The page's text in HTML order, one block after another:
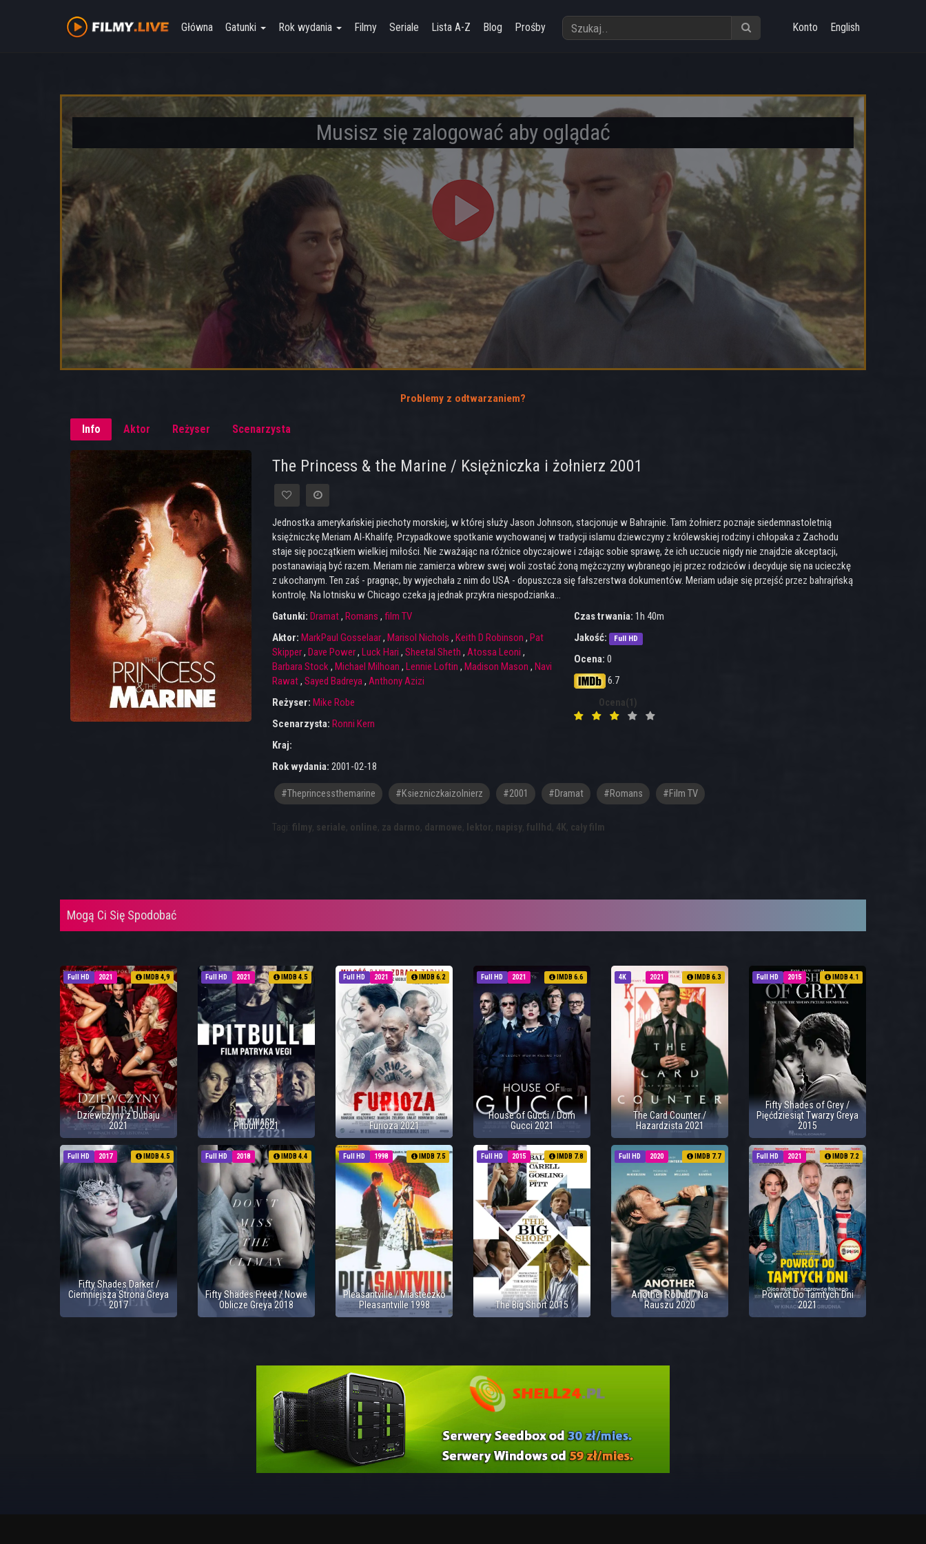
Główna Gatunki Rok wydania Filmy Seriale Lista A-Z Blog Prośby Konto English
Musisz się zalogować aby oglądać
Problemy z odtwarzaniem?
Info Aktor Reżyser Scenarzysta
The Princess & the Marine / Księżniczka i żołnierz 2001
Jednostka amerykańskiej piechoty morskiej, w której służy Jason Johnson, stacjonuje w Bahrajnie. Tam żołnierz poznaje siedemnastoletnią
księżniczkę Meriam Al-Khalifę. Przypadkowe spotkanie wychowanej w tradycji islamu dziewczyny z królewskiej rodziny i chłopaka z Zachodu
staje się początkiem wielkiej miłości. Nie zważając na różnice obyczajowe i zdając sobie sprawę, że ich uczucie nigdy nie znajdzie akceptacji,
postanawiają być razem. Meriam nie zamierza wbrew swej woli zostać żoną mężczyzny wybranego jej przez rodziców i decyduje się na ucieczkę
z ukochanym. Ten zaś - pragnąc, by wyjechała z nim do USA - dopuszcza się fałszerstwa dokumentów. Meriam udaje się przejść przez bahrajńską
kontrolę. Na lotnisku w Chicago czeka ją jednak przykra niespodzianka...
Gatunki: Dramat, Romans , film TV
Aktor: MarkPaul Gosselaar, Marisol Nichols , Keith D Robinson , Pat
Skipper, Dave Power, Luck Hari , Sheetal Sheth , Atossa Leoni ,
Barbara Stock, Michael Milhoan , Lennie Loftin , Madison Mason , Navi
Rawat, Sayed Badreya, Anthony Azizi
Reżyser: Mike Robe
Scenarzysta: Ronni Kern
Kraj:
Rok wydania: 2001-02-18
Czas trwania: 1h 40m
Jakość:
Full HD
Ocena: 0
6.7
Ocena(1)
#theprincessthemarine #ksiezniczkaizolnierz #2001 #Dramat #Romans #film TV
Tagi: filmy, seriale, online, za darmo, darmowe, lektor, napisy, fullhd , 4K, cały film
Mogą Ci Się Spodobać
Full HD 2021 IMDB 4,9
Dziewczyny z Dubaju
2021
Full HD 2021 IMDB 4.5
Pitbull 2021
Full HD 2021 IMDB 6.2
Furioza 2021
Full HD 2021 IMDB 6.6
House of Gucci / Dom
Gucci 2021
4K 2021 IMDB 6.3
The Card Counter /
Hazardzista 2021
Full HD 2015 IMDB 4.1
Fifty Shades of Grey /
Pięćdziesiąt Twarzy Greya
2015
Full HD 2017 IMDB 4.5
Fifty Shades Darker /
Ciemniejsza Strona Greya
2017
Full HD 2018 IMDB 4.4
Fifty Shades Freed / Nowe
Oblicze Greya 2018
Full HD 1998 IMDB 7.5
Pleasantville / Miasteczko
Pleasantville 1998
Full HD 2015 IMDB 7.8
The Big Short 2015
Full HD 2020 IMDB 7.7
Another Round / Na
Rauszu 2020
Full HD 2021 IMDB 7.2
Powrót Do Tamtych Dni
2021